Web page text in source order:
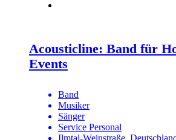
Acousticline: Band für
Events
Band
Musiker
Sänger
Service Personal
Ilmtal-Weinstraße,